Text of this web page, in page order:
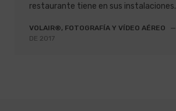
restaurante tiene en sus instalaciones.
VOLAIR®, FOTOGRAFÍA Y VÍDEO AÉREO —
DE 2017